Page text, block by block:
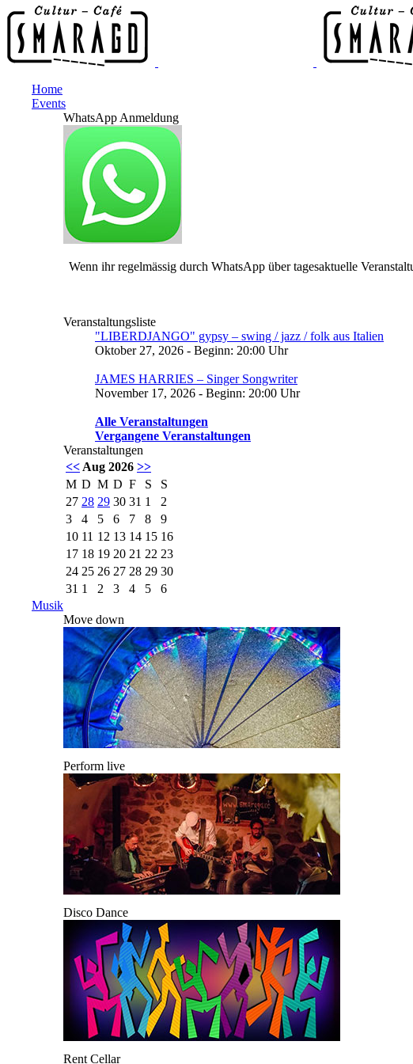
Home
Events
WhatsApp Anmeldung
Wenn ihr regelmässig durch WhatsApp über tagesaktuelle
Veranstaltungsliste
"LIBERDJANGO" gypsy – swing / jazz / folk aus Italien
Oktober 27, 2026 - Beginn: 20:00 Uhr
JAMES HARRIES – Singer Songwriter
November 17, 2026 - Beginn: 20:00 Uhr
Alle Veranstaltungen
Vergangene Veranstaltungen
Veranstaltungen
<< Aug 2026 >>
M D M D F S
S
27 28 29 30 31 1
2
3
4 5 6 7 8
9
10 11 12 13 14 15 16
17 18 19 20 21 22 23
24 25 26 27 28 29 30
31 1 2 3 4 5
6
Musik
Move down
Perform live
Disco Dance
Rent Cellar